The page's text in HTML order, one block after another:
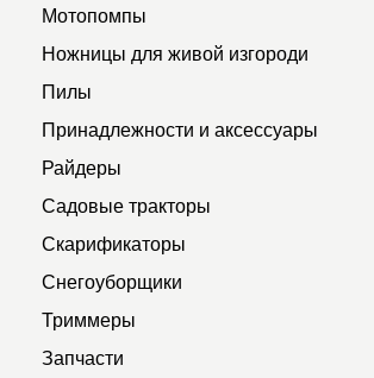
Мотопомпы
Ножницы для живой изгороди
Пилы
Принадлежности и аксессуары
Райдеры
Садовые тракторы
Скарификаторы
Снегоуборщики
Триммеры
Запчасти